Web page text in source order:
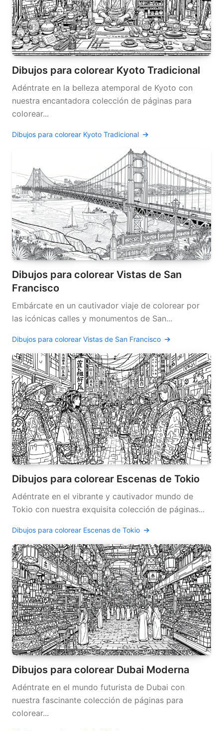
Dibujos para colorear Kyoto Tradicional
Adéntrate en la belleza atemporal de Kyoto con
nuestra encantadora colección de páginas para
colorear...
Dibujos para colorear Kyoto Tradicional
Dibujos para colorear Vistas de San
Francisco
Embárcate en un cautivador viaje de colorear por
las icónicas calles y monumentos de San...
Dibujos para colorear Vistas de San Francisco
Dibujos para colorear Escenas de Tokio
Adéntrate en el vibrante y cautivador mundo de
Tokio con nuestra exquisita colección de páginas...
Dibujos para colorear Escenas de Tokio
Dibujos para colorear Dubai Moderna
Adéntrate en el mundo futurista de Dubai con
nuestra fascinante colección de páginas para
colorear...